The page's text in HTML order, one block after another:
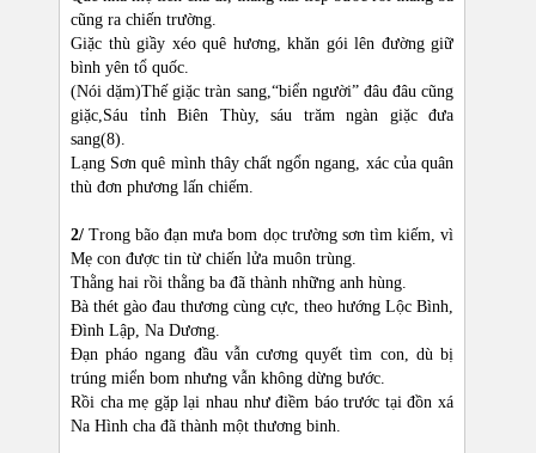
cũng ra chiến trường.
Giặc thù giầy xéo quê hương, khăn gói lên đường giữ
bình yên tổ quốc.
(Nói dặm)Thế giặc tràn sang,“biển người” đâu đâu cũng
giặc,Sáu tỉnh Biên Thùy, sáu trăm ngàn giặc đưa
sang(8).
Lạng Sơn quê mình thây chất ngổn ngang, xác của quân
thù đơn phương lấn chiếm.
2/ Trong bão đạn mưa bom dọc trường sơn tìm kiếm, vì
Mẹ con được tin từ chiến lửa muôn trùng.
Thằng hai rồi thằng ba đã thành những anh hùng.
Bà thét gào đau thương cùng cực, theo hướng Lộc Bình,
Đình Lập, Na Dương.
Đạn pháo ngang đầu vẫn cương quyết tìm con, dù bị
trúng miển bom nhưng vẫn không dừng bước.
Rồi cha mẹ gặp lại nhau như điềm báo trước tại đồn xá
Na Hình cha đã thành một thương binh.